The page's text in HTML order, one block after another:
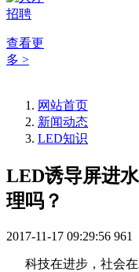
查看更
多 >
网站首页
新闻动态
LED知识
LED诱导屏进
理吗？
2017-11-17 09:29:56 961
科技在进步，社会在